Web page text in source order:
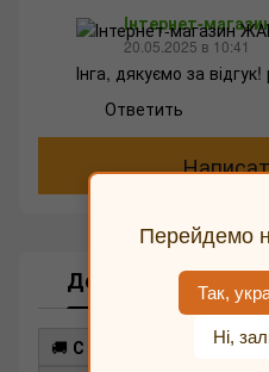
Інтернет-
20.05.2025 в 10:41
Інга, дякуємо за
Ответить
Доставка Оплата
🚚 С нами доставка
Перейдемо
Так,
Ні,